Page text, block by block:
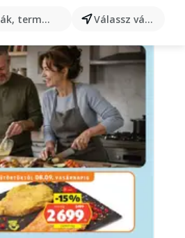
termékek keresése... Válassz várost